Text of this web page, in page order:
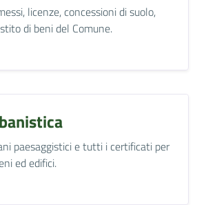
licenze, concessioni di suolo,
di beni del Comune.
paesaggistici e tutti i certificati per
ed edifici.